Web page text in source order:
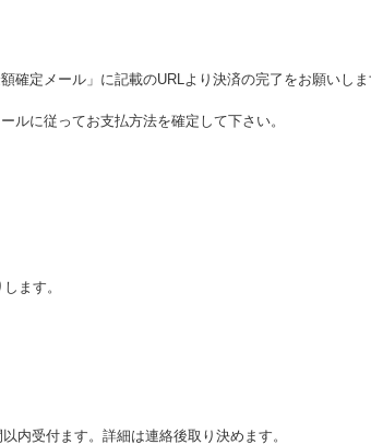
定メール」に記載のURLより決済の完了をお願いしま
ルに従ってお支払方法を確定して下さい。
ます。
内受付ます。詳細は連絡後取り決めます。